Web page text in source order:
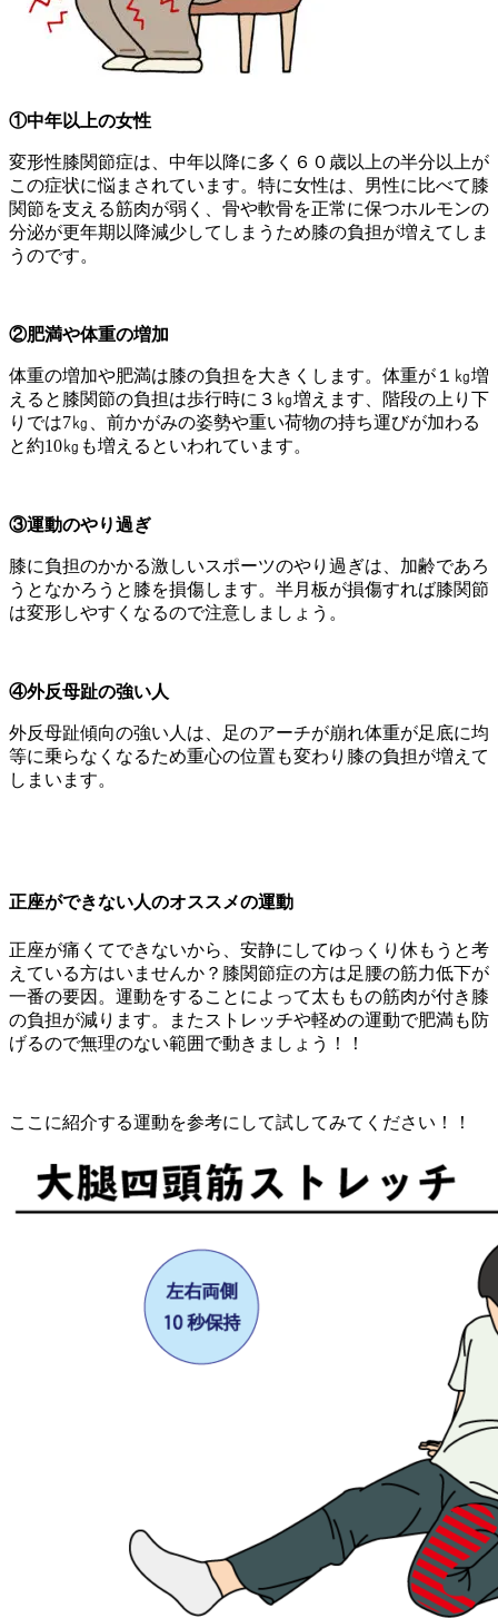
①中年以上の女性
変形性膝関節症は、中年以降に多く６０歳以上の半分以上が
この症状に悩まされています。特に女性は、男性に比べて膝
関節を支える筋肉が弱く、骨や軟骨を正常に保つホルモンの
分泌が更年期以降減少してしまうため膝の負担が増えてしま
うのです。
②肥満や体重の増加
体重の増加や肥満は膝の負担を大きくします。体重が１㎏増
えると膝関節の負担は歩行時に３㎏増えます、階段の上り下
りでは7㎏、前かがみの姿勢や重い荷物の持ち運びが加わる
と約10㎏も増えるといわれています。
③運動のやり過ぎ
膝に負担のかかる激しいスポーツのやり過ぎは、加齢であろ
うとなかろうと膝を損傷します。半月板が損傷すれば膝関節
は変形しやすくなるので注意しましょう。
④外反母趾の強い人
外反母趾傾向の強い人は、足のアーチが崩れ体重が足底に均
等に乗らなくなるため重心の位置も変わり膝の負担が増えて
しまいます。
正座ができない人のオススメの運動
正座が痛くてできないから、安静にしてゆっくり休もうと考
えている方はいませんか？膝関節症の方は足腰の筋力低下が
一番の要因。 運動をすることによって太ももの筋肉が付き膝
の負担が減ります。またストレッチや軽めの運動で肥満も防
げるので無理のない範囲で動きましょう！！
ここに紹介する運動を参考にして試してみてください！！